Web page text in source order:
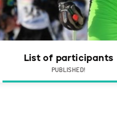
List of participants
PUBLISHED!